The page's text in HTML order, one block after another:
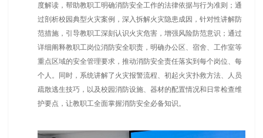
度解读，帮助教职工明确消防安全工作的法律依据与行为准则；通
过剖析校园典型火灾案例，深入拆解火灾隐患成因，针对性讲解防
范措施，引导教职工深刻认识火灾危害，增强风险防范意识；通过
详细阐释教职工岗位消防安全职责，明确办公区、宿舍、工作室等
重点区域的安全管理要求，推动消防安全责任落实到每个岗位、每
个人。同时，系统讲解了火灾报警流程、初起火灾扑救方法、人员
疏散逃生技巧，以及校园消防设施、器材的配置情况和日常检查维
护要点，让教职工全面掌握消防安全必备知识。